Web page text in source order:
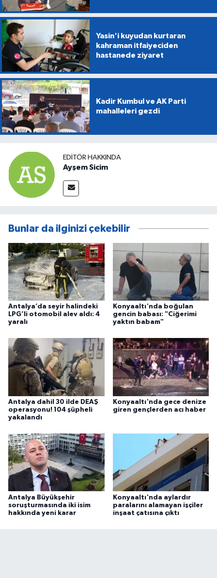
Yasin'i kuyudan kurtaran
kahraman itfaiyeciden
hastanede ziyaret
Kadir Kumbul ve AK Parti
mahalleleri gezdi
EDITÖR HAKKINDA
Ayşem Sicim
Bunlar da ilginizi çekebilir
Antalya’da seyir halindeki
LPG’li otomobil alev aldı: 4
yaralı
Konyaaltı'nda boğulan
gencin babası: "Ciğerimi
yaktın babam"
Antalya dahil 30 ilde DEAŞ
operasyonu! 104 şüpheli
yakalandı
Konyaaltı'nda gece denize
giren gençlerden acı haber
Antalya Büyükşehir
soruşturmasında iki isim
hakkında yeni karar
Konyaaltı'nda aylardır
paralarını alamayan işçiler
inşaat çatısına çıktı